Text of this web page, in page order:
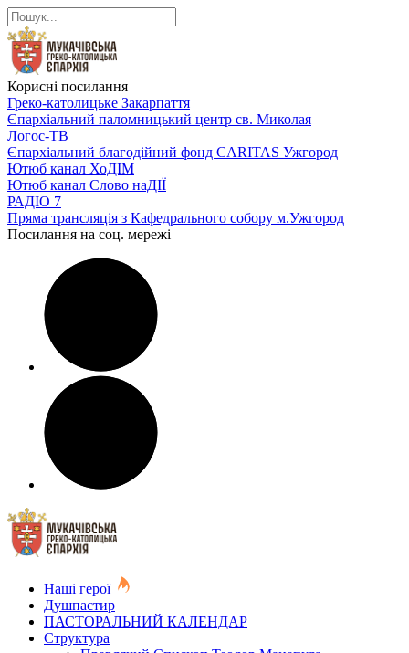
Корисні посилання
Греко-католицьке Закарпаття
Єпархіальний паломницький центр св. Миколая
Логос-ТВ
Єпархіальний благодійний фонд CARITAS Ужгород
Ютюб канал ХоДІМ
Ютюб канал Слово наДІЇ
РАДІО 7
Пряма трансляція з Кафедрального собору м.Ужгород
Посилання на соц. мережі
Наші герої
Душпастир
ПАСТОРАЛЬНИЙ КАЛЕНДАР
Структура